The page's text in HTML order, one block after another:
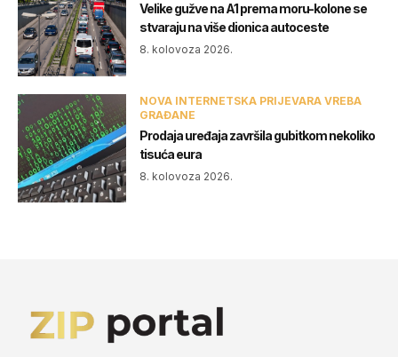
Velike gužve na A1 prema moru-kolone se
stvaraju na više dionica autoceste
8. kolovoza 2026.
NOVA INTERNETSKA PRIJEVARA VREBA
GRAĐANE
Prodaja uređaja završila gubitkom nekoliko
tisuća eura
8. kolovoza 2026.